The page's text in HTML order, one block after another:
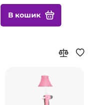
В кошик